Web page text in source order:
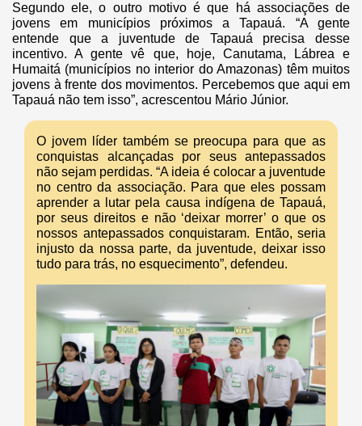
Segundo ele, o outro motivo é que há associações de
jovens em municípios próximos a Tapauá. “A gente
entende que a juventude de Tapauá precisa desse
incentivo. A gente vê que, hoje, Canutama, Lábrea e
Humaitá (municípios no interior do Amazonas) têm muitos
jovens à frente dos movimentos. Percebemos que aqui em
Tapauá não tem isso”, acrescentou Mário Júnior.
O jovem líder também se preocupa para que as
conquistas alcançadas por seus antepassados
não sejam perdidas. “A ideia é colocar a juventude
no centro da associação. Para que eles possam
aprender a lutar pela causa indígena de Tapauá,
por seus direitos e não ‘deixar morrer’ o que os
nossos antepassados conquistaram. Então, seria
injusto da nossa parte, da juventude, deixar isso
tudo para trás, no esquecimento”, defendeu.